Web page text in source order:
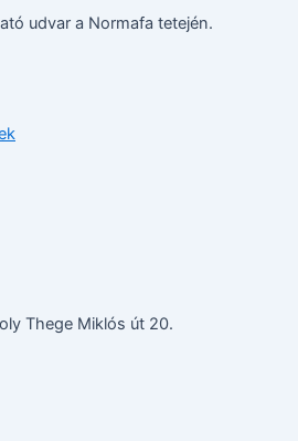
udvar a Normafa tetején.
Thege Miklós út 20.